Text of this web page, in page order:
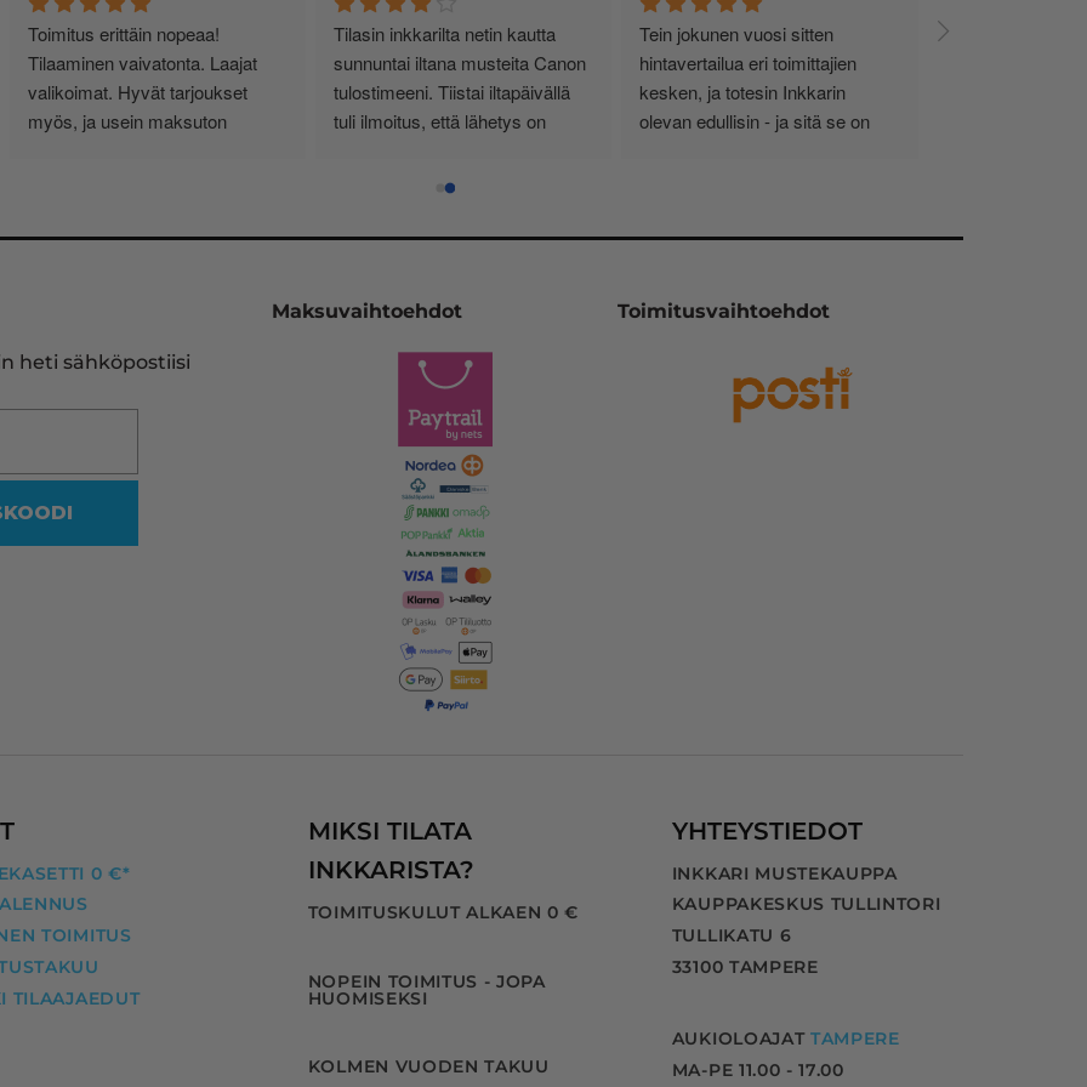
Toimitus erittäin nopeaa!
Tilaaminen vaivatonta. Laajat
valikoimat. Hyvät tarjoukset
myös, ja usein maksuton
niistä). Ekologista! Suosittelen!
Tilasin inkkarilta netin kautta
sunnuntai iltana musteita Canon
tulostimeeni. Tiistai iltapäivällä
tuli ilmoitus, että lähetys on
postitiskiltä. Kasetit oli hyvin
tarvikekasetit yleensä ovat.
Inkkarin hinnat ovat
kilpailukykyisiä.
Tein jokunen vuosi sitten
hintavertailua eri toimittajien
kesken, ja totesin Inkkarin
olevan edullisin - ja sitä se on
jatkuvasti, asiakaspalvelu todella
tekemäni tilaus oli noudettavissa
mitään syytä vaihtaa toimittajaa.
Kaikki on aina sujunut
heti sähköpostiisi
Maksuvaihtoehdot Toimitusvaihtoehdot
0 €*
TOIMITUS
TILAAJAEDUT
MIKSI TILATA
INKKARISTA?
TOIMITUSKULUT ALKAEN 0 €
NOPEIN TOIMITUS - JOPA
HUOMISEKSI
KOLMEN VUODEN TAKUU
YHTEYSTIEDOT
INKKARI MUSTEKAUPPA
KAUPPAKESKUS TULLINTORI
TULLIKATU 6
33100 TAMPERE
AUKIOLOAJAT TAMPERE
MA-PE 11.00 - 17.00